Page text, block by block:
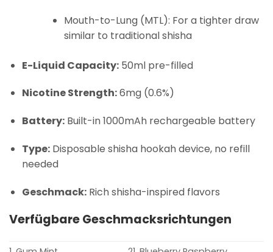
Mouth-to-Lung (MTL): For a tighter draw
similar to traditional shisha
E-Liquid Capacity:50ml pre-filled
Nicotine Strength:6mg (0.6%)
Battery:Built-in 1000mAh rechargeable battery
Type:Disposable shisha hookah device, no refill
needed
Geschmack:Rich shisha-inspired flavors
Verfügbare Geschmacksrichtungen